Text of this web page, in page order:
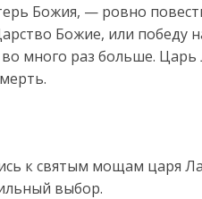
Божия, — ровно
Божие, или победу
много раз больше. Царь
к святым мощам царя
выбор.